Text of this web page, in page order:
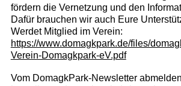
fördern die Vernetzung und den
Dafür brauchen wir auch Eure
Werdet Mitglied im Verein:
https://www.domagkpark.de/files/
Verein-Domagkpark-eV.pdf
Vom DomagkPark-Newsletter